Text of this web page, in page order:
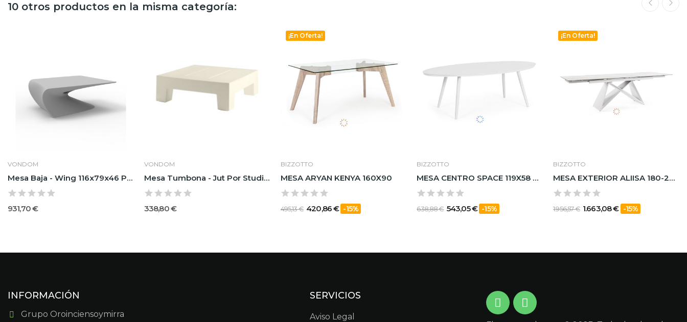
10 otros productos en la misma categoría:
VONDOM
Mesa Baja - Wing 116x79x46 Por A-Cero
931,70 €
VONDOM
Mesa Tumbona - Jut Por Studio Vondom 60x60x20
338,80 €
¡En Oferta!
BIZZOTTO
MESA ARYAN KENYA 160X90
495,13 € 420,86 € -15%
BIZZOTTO
MESA CENTRO SPACE 119X58 BLANCO QS20
638,88 € 543,05 € -15%
¡En Oferta!
BIZZOTTO
MESA EXTERIOR ALIISA 180-260X90
1.956,57 € 1.663,08 € -15%
INFORMACIÓN
Grupo Oroinciensoymirra
SERVICIOS
Aviso Legal